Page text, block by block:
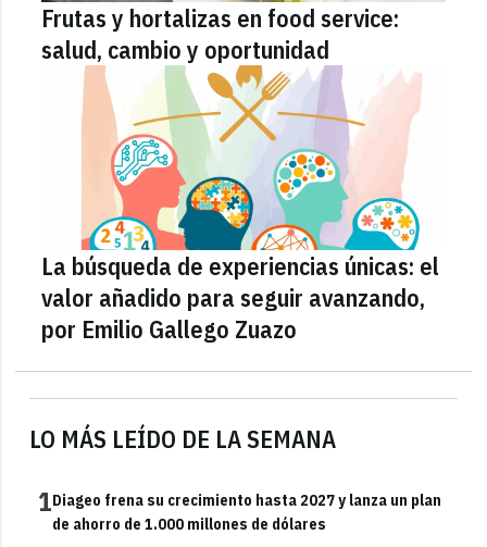
LO MÁS LEÍDO DE LA SEMANA
1Diageo frena su crecimiento hasta 2027 y lanza un plan
de ahorro de 1.000 millones de dólares
Frutas y hortalizas en food service:
salud, cambio y oportunidad
La búsqueda de experiencias únicas: el
valor añadido para seguir avanzando,
por Emilio Gallego Zuazo